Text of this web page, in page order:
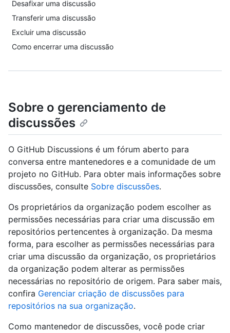
Desafixar uma discussão
Transferir uma discussão
Excluir uma discussão
Como encerrar uma discussão
Sobre o gerenciamento de
discussões
O GitHub Discussions é um fórum aberto para
conversa entre mantenedores e a comunidade de um
projeto no GitHub. Para obter mais informações sobre
discussões, consulte Sobre discussões.
Os proprietários da organização podem escolher as
permissões necessárias para criar uma discussão em
repositórios pertencentes à organização. Da mesma
forma, para escolher as permissões necessárias para
criar uma discussão da organização, os proprietários
da organização podem alterar as permissões
necessárias no repositório de origem. Para saber mais,
confira Gerenciar criação de discussões para
repositórios na sua organização.
Como mantenedor de discussões, você pode criar